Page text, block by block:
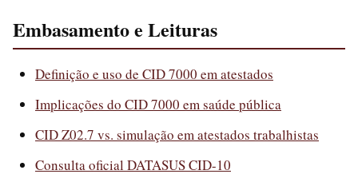
Embasamento e Leituras
Definição e uso de CID 7000 em atestados
Implicações do CID 7000 em saúde pública
CID Z02.7 vs. simulação em atestados trabalhistas
Consulta oficial DATASUS CID-10